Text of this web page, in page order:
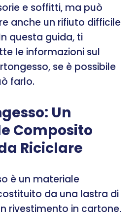
e soffitti, ma può
anche un rifiuto difficile
questa guida, ti
le informazioni sul
se è possibile
farlo.
Un
Composito
Riciclare
è un materiale
da una lastra di
rivestimento in cartone,